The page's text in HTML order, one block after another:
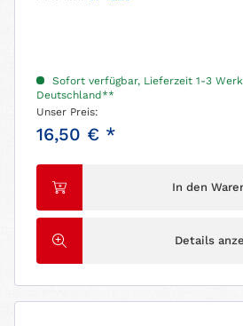
Sofort verfügbar, Lieferzeit 1-3
Deutschland**
Unser Preis:
16,50 € *
In den
Details